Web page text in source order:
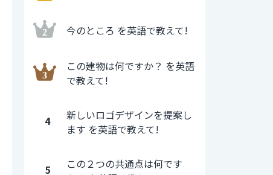
今のところ を英語で教えて!
この建物は何ですか？ を英語
で教えて!
4
新しいロゴデザインを提案し
ます を英語で教えて!
5
この２つの共通点は何です